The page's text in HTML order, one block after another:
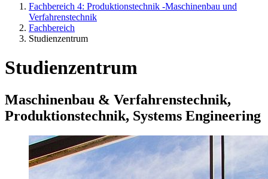
Fachbereich 4: Produktionstechnik -Maschinenbau und
Verfahrenstechnik
Fachbereich
Studienzentrum
Studienzentrum
Maschinenbau & Verfahrenstechnik,
Produktionstechnik, Systems Engineering